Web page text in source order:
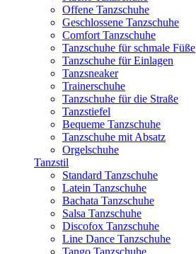
Offene Tanzschuhe
Geschlossene Tanzschuhe
Comfort Tanzschuhe
Tanzschuhe für schmale Füße
Tanzschuhe für Einlagen
Tanzsneaker
Trainerschuhe
Tanzschuhe für die Straße
Tanzstiefel
Bequeme Tanzschuhe
Tanzschuhe mit Absatz
Orgelschuhe
Tanzstil
Standard Tanzschuhe
Latein Tanzschuhe
Bachata Tanzschuhe
Salsa Tanzschuhe
Discofox Tanzschuhe
Line Dance Tanzschuhe
Tango Tanzschuhe